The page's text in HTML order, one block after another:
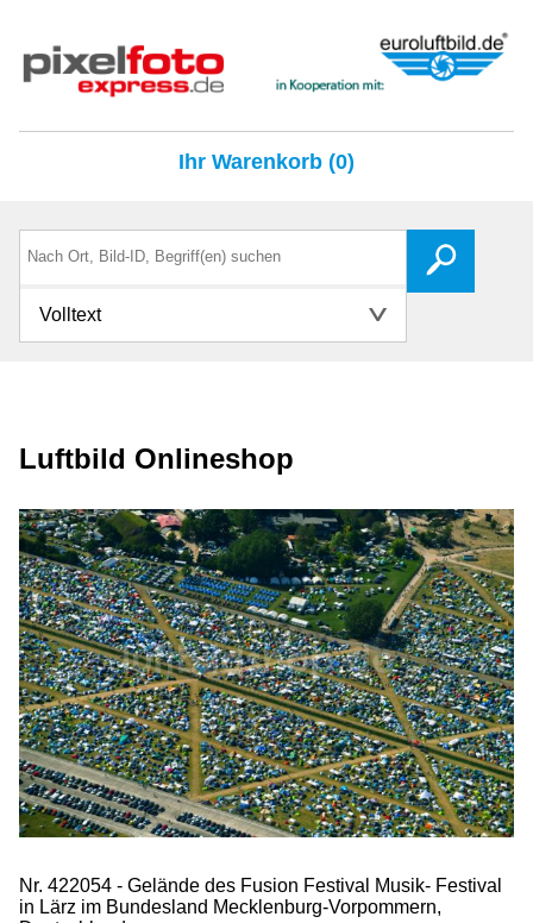
Ihr Warenkorb (0)
Volltext
Luftbild Onlineshop
Nr. 422054 - Gelände des Fusion Festival Musik- Festival
in Lärz im Bundesland Mecklenburg-Vorpommern,